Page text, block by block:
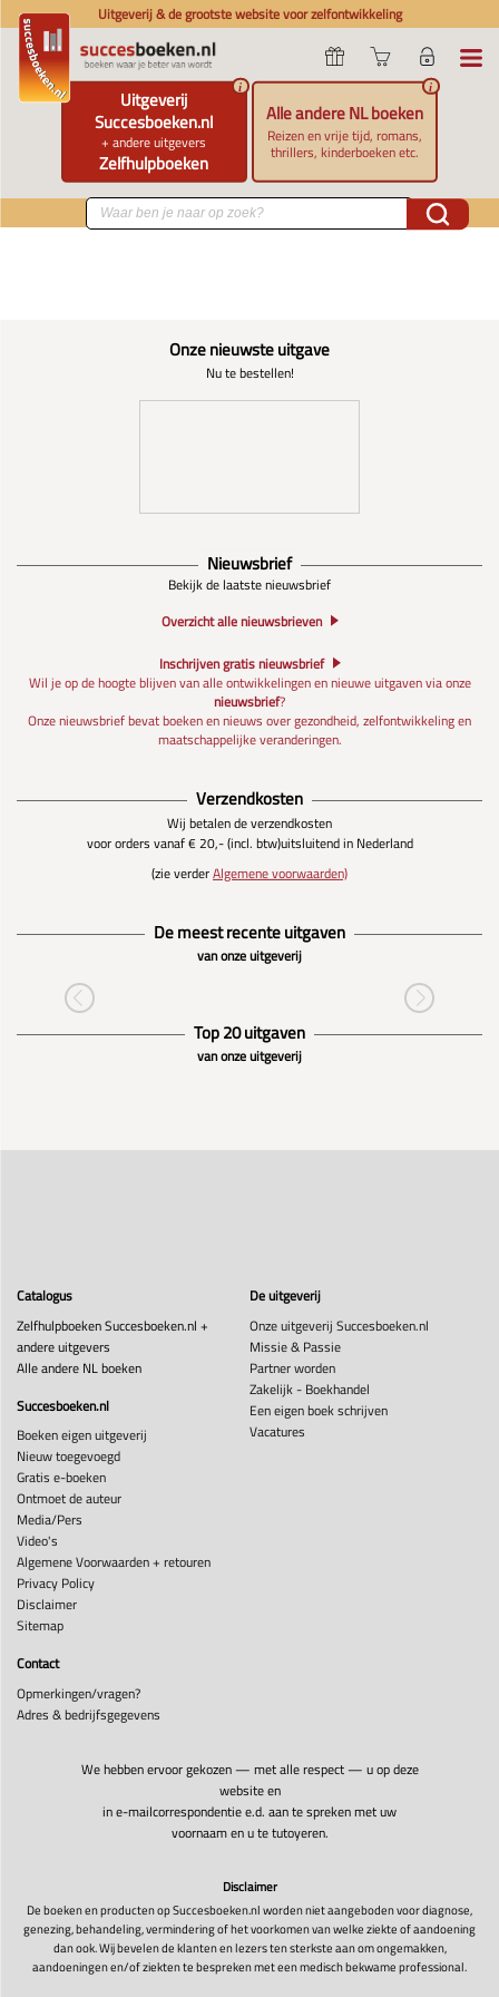
Uitgeverij & de grootste website voor zelfontwikkeling
Uitgeverij
Succesboeken.nl
+ andere uitgevers
Zelfhulpboeken
i
Alle andere NL boeken
Reizen en vrije tijd, romans,
thrillers, kinderboeken etc.
i
Onze nieuwste uitgave
Nu te bestellen!
Nieuwsbrief
Bekijk de laatste nieuwsbrief
Overzicht alle nieuwsbrieven
Inschrijven gratis nieuwsbrief
Wil je op de hoogte blijven van alle ontwikkelingen en nieuwe uitgaven via onze
nieuwsbrief?
Onze nieuwsbrief bevat boeken en nieuws over gezondheid, zelfontwikkeling en
maatschappelijke veranderingen.
Verzendkosten
Wij betalen de verzendkosten
voor orders vanaf € 20,- (incl. btw)uitsluitend in Nederland
(zie verderAlgemene voorwaarden)
De meest recente uitgaven
van onze uitgeverij
Top 20 uitgaven
van onze uitgeverij
Catalogus
Zelfhulpboeken Succesboeken.nl +
andere uitgevers
Alle andere NL boeken
Succesboeken.nl
Boeken eigen uitgeverij
Nieuw toegevoegd
Gratis e-boeken
Ontmoet de auteur
Media/Pers
Video's
Algemene Voorwaarden + retouren
Privacy Policy
Disclaimer
Sitemap
De uitgeverij
Onze uitgeverij Succesboeken.nl
Missie & Passie
Partner worden
Zakelijk - Boekhandel
Een eigen boek schrijven
Vacatures
Contact
Opmerkingen/vragen?
Adres & bedrijfsgegevens
We hebben ervoor gekozen — met alle respect — u op deze
website en
in e-mailcorrespondentie e.d. aan te spreken met uw
voornaam en u te tutoyeren.
Disclaimer
De boeken en producten op Succesboeken.nl worden niet aangeboden voor diagnose,
genezing, behandeling, vermindering of het voorkomen van welke ziekte of aandoening
dan ook. Wij bevelen de klanten en lezers ten sterkste aan om ongemakken,
aandoeningen en/of ziekten te bespreken met een medisch bekwame professional.